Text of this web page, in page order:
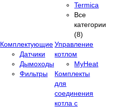
Termica
Все
категории
(8)
Комплектующие
Датчики
Дымоходы
Фильтры
Управление
котлом
MyHeat
Комплекты
для
соединения
котла с